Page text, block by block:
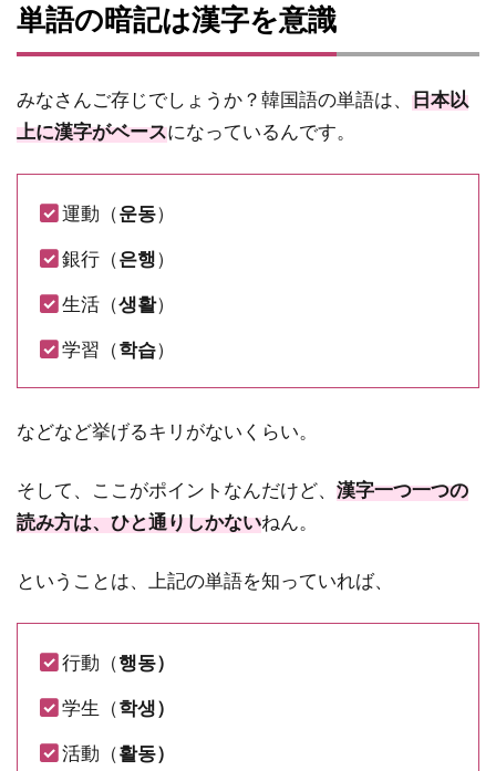
単語の暗記は漢字を意識
みなさんご存じでしょうか？韓国語の単語は、 日本以
上に漢字がベースになっているんです。
運動（운동）
銀行（은행）
生活（생활）
学習（학습）
などなど挙げるキリがないくらい。
そして、ここがポイントなんだけど、 漢字一つ一つの
読み方は、ひと通りしかないねん。
ということは、上記の単語を知っていれば、
行動（행동）
学生（학생）
活動（활동）